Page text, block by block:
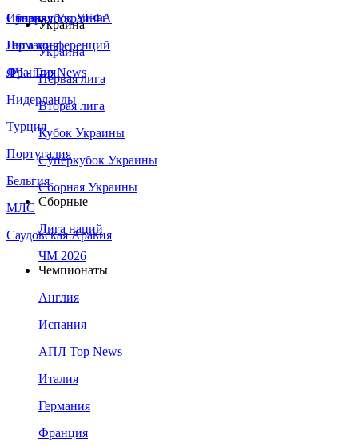
Сборная Украины
Италия
Германия
Франция
Нидерланды
Турция
Португалия
Бельгия
МЛС
Саудовская Аравия
Суперкубок УЕФА
Лига конференций
ЛЧ - Top News
Украина
Украина
Первая лига
Вторая лига
Кубок Украины
Суперкубок Украины
Сборная Украины
Сборные
Лига наций
ЧМ 2026
Чемпионаты
Англия
Испания
АПЛ Top News
Италия
Германия
Франция